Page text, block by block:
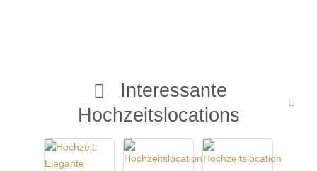
Interessante
Hochzeitslocations